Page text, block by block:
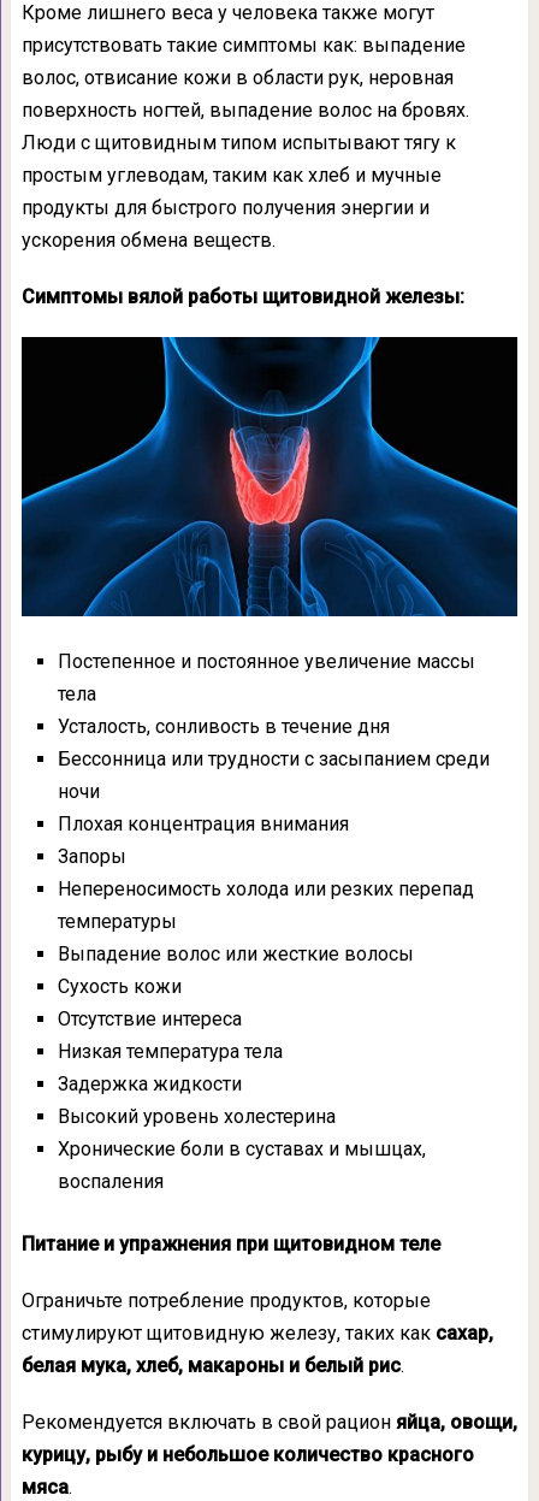
Кроме лишнего веса у человека также могут
присутствовать такие симптомы как: выпадение
волос, отвисание кожи в области рук, неровная
поверхность ногтей, выпадение волос на бровях.
Люди с щитовидным типом испытывают тягу к
простым углеводам, таким как хлеб и мучные
продукты для быстрого получения энергии и
ускорения обмена веществ.
Симптомы вялой работы щитовидной железы:
Постепенное и постоянное увеличение массы
тела
Усталость, сонливость в течение дня
Бессонница или трудности с засыпанием среди
ночи
Плохая концентрация внимания
Запоры
Непереносимость холода или резких перепад
температуры
Выпадение волос или жесткие волосы
Сухость кожи
Отсутствие интереса
Низкая температура тела
Задержка жидкости
Высокий уровень холестерина
Хронические боли в суставах и мышцах,
воспаления
Питание и упражнения при щитовидном теле
Ограничьте потребление продуктов, которые
стимулируют щитовидную железу, таких как сахар,
белая мука, хлеб, макароны и белый рис.
Рекомендуется включать в свой рацион яйца, овощи,
курицу, рыбу и небольшое количество красного
мяса.